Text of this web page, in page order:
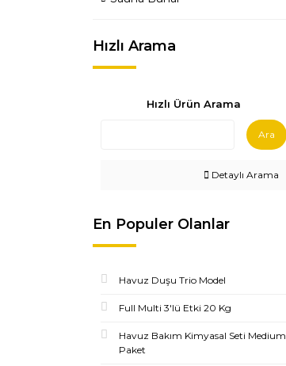
Hızlı Arama
Hızlı Ürün Arama
Ara
Detaylı Arama
En Populer Olanlar
Havuz Duşu Trio Model
Full Multi 3'lü Etki 20 Kg
Havuz Bakım Kimyasal Seti Medium
Paket